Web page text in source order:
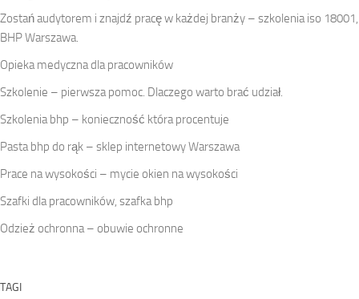
Zostań audytorem i znajdź pracę w każdej branży – szkolenia iso 18001,
BHP Warszawa.
Opieka medyczna dla pracowników
Szkolenie – pierwsza pomoc. Dlaczego warto brać udział.
Szkolenia bhp – konieczność która procentuje
Pasta bhp do rąk – sklep internetowy Warszawa
Prace na wysokości – mycie okien na wysokości
Szafki dla pracowników, szafka bhp
Odzież ochronna – obuwie ochronne
TAGI